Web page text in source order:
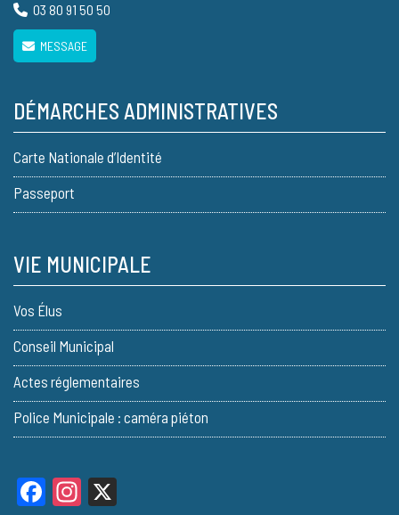
03 80 91 50 50
MESSAGE
DÉMARCHES ADMINISTRATIVES
Carte Nationale d’Identité
Passeport
VIE MUNICIPALE
Vos Élus
Conseil Municipal
Actes réglementaires
Police Municipale : caméra piéton
FacebookInstagram